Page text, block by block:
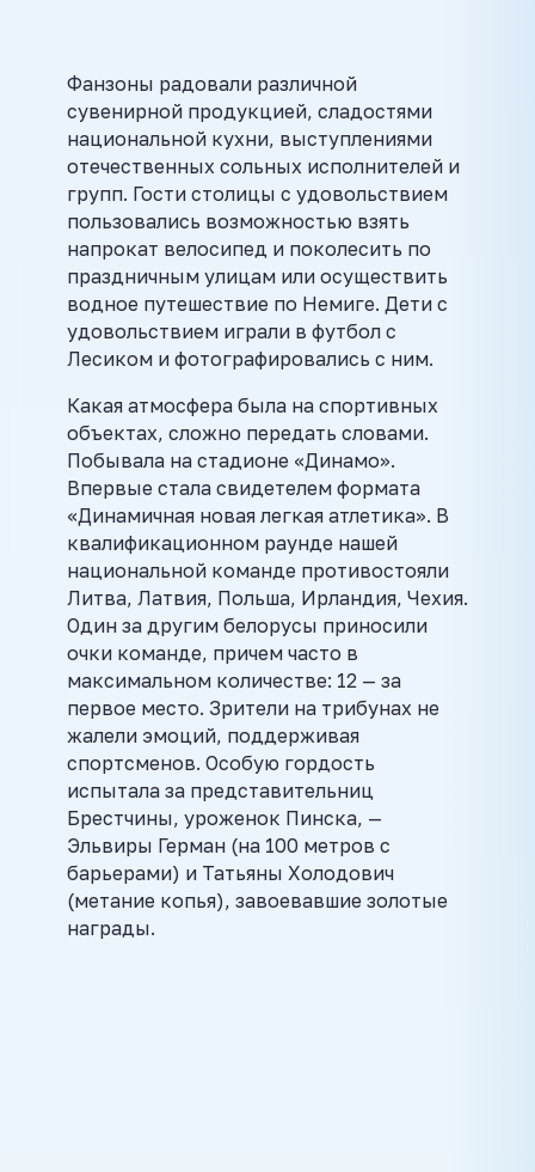
Фанзоны радовали различной
сувенирной продукцией, сладостями
национальной кухни, выступлениями
отечественных сольных исполнителей и
групп. Гости столицы с удовольствием
пользовались возможностью взять
напрокат велосипед и поколесить по
праздничным улицам или осуществить
водное путешествие по Немиге. Дети с
удовольствием играли в футбол с
Лесиком и фотографировались с ним.
Какая атмосфера была на спортивных
объектах, сложно передать словами.
Побывала на стадионе «Динамо».
Впервые стала свидетелем формата
«Динамичная новая легкая атлетика». В
квалификационном раунде нашей
национальной команде противостояли
Литва, Латвия, Польша, Ирландия, Чехия.
Один за другим белорусы приносили
очки команде, причем часто в
максимальном количестве: 12 — за
первое место. Зрители на трибунах не
жалели эмоций, поддерживая
спортсменов. Особую гордость
испытала за представительниц
Брестчины, уроженок Пинска, —
Эльвиры Герман (на 100 метров с
барьерами) и Татьяны Холодович
(метание копья), завоевавшие золотые
награды.